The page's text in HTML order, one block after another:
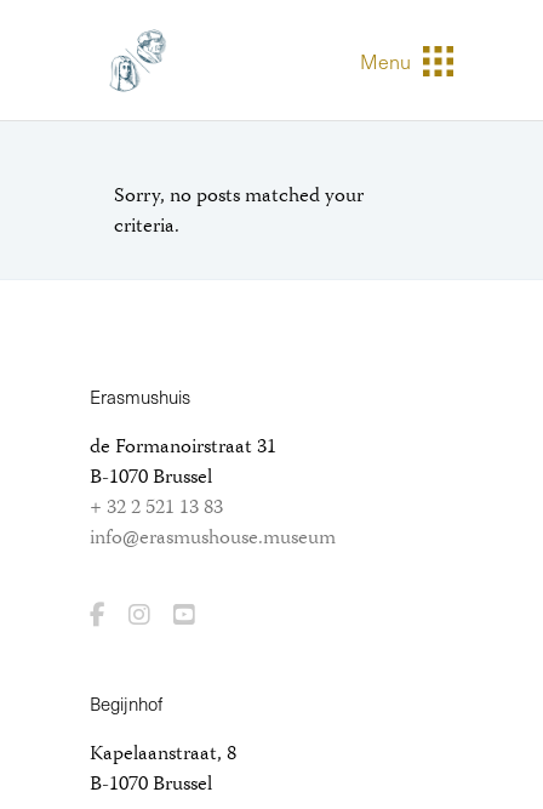
Menu
Sorry, no posts matched your
criteria.
Erasmushuis
de Formanoirstraat 31
B-1070 Brussel
+ 32 2 521 13 83
info@erasmushouse.museum
Begijnhof
Kapelaanstraat, 8
B-1070 Brussel